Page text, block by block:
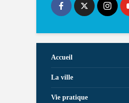
Accueil
La ville
Vie pratique